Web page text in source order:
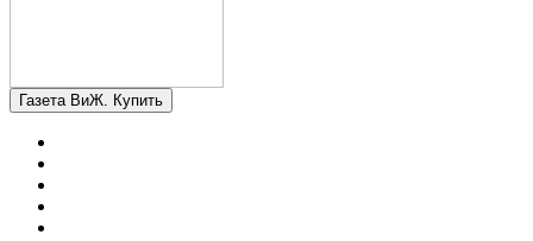
Газета ВиЖ. Купить